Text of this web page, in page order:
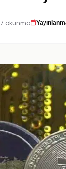
okunma